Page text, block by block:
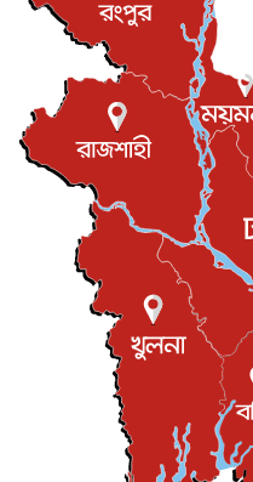
বস্তিতে কেটেছে
বিনোদন
যুক্তরাজ্যে
সভা...
ইউকে কমিউনিটি
প্রধানমন্ত্রীকে
জাতীয়
জুলাই গণ-
জাতীয়
জনগণ পরিবর্তন
বেনজীর
মাহম...